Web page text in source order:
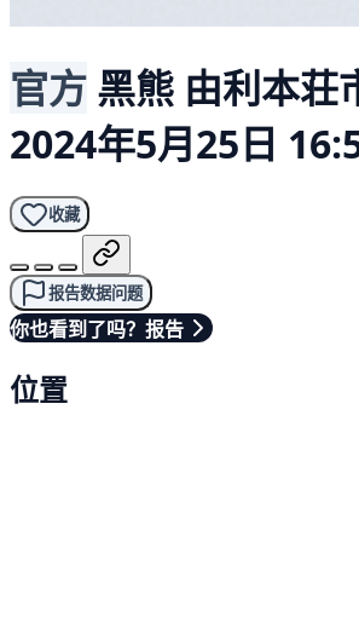
官方 黑熊 由利本荘
2024年5月25日
收藏
报告数据问题
你也看到了吗？报告
位置